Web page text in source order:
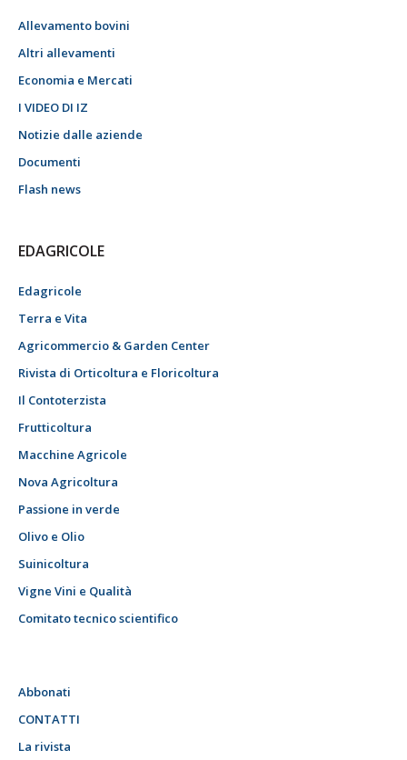
Allevamento bovini
Altri allevamenti
Economia e Mercati
I VIDEO DI IZ
Notizie dalle aziende
Documenti
Flash news
EDAGRICOLE
Edagricole
Terra e Vita
Agricommercio & Garden Center
Rivista di Orticoltura e Floricoltura
Il Contoterzista
Frutticoltura
Macchine Agricole
Nova Agricoltura
Passione in verde
Olivo e Olio
Suinicoltura
Vigne Vini e Qualità
Comitato tecnico scientifico
Abbonati
CONTATTI
La rivista